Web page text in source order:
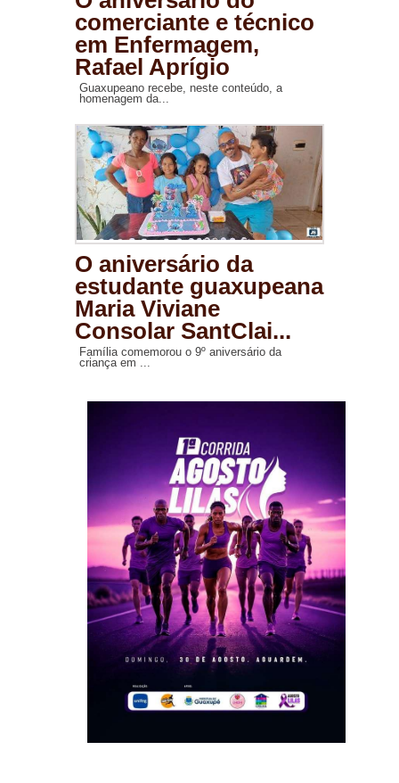
comerciante e técnico
em Enfermagem,
Rafael Aprígio
Guaxupeano recebe, neste conteúdo, a
homenagem da...
O aniversário da
estudante guaxupeana
Maria Viviane
Consolar SantClai...
Família comemorou o 9º aniversário da
criança em ...